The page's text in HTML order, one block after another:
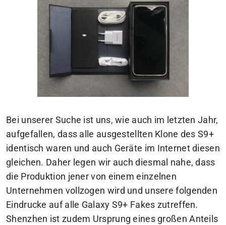
Bei unserer Suche ist uns, wie auch im letzten Jahr,
aufgefallen, dass alle ausgestellten Klone des S9+
identisch waren und auch Geräte im Internet diesen
gleichen. Daher legen wir auch diesmal nahe, dass
die Produktion jener von einem einzelnen
Unternehmen vollzogen wird und unsere folgenden
Eindrucke auf alle Galaxy S9+ Fakes zutreffen.
Shenzhen ist zudem Ursprung eines großen Anteils